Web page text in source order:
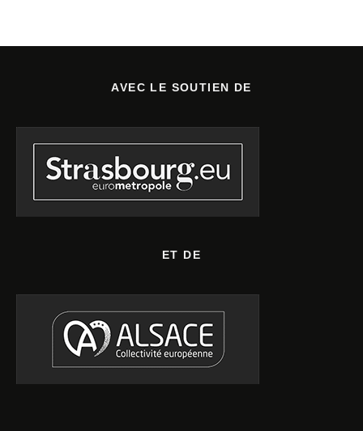
AVEC LE SOUTIEN DE
ET DE